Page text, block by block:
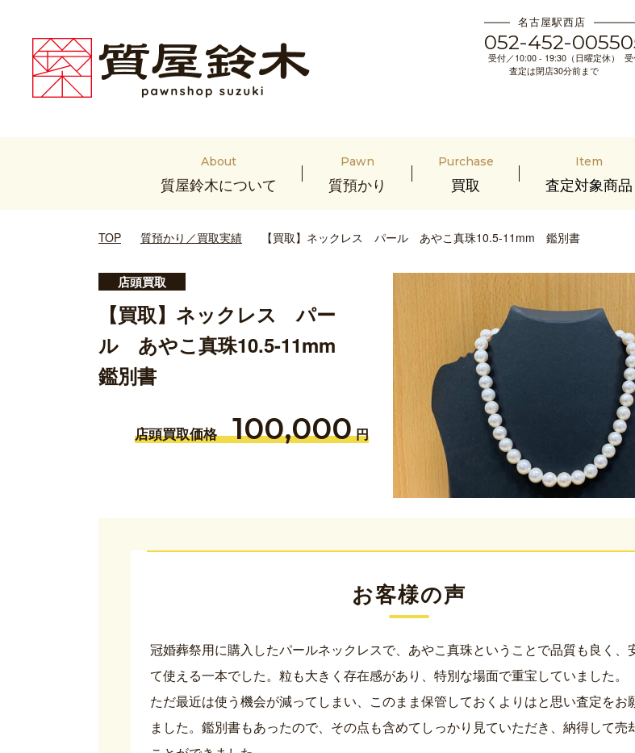
名古屋駅西店
052-452-0055
受付／10:00 - 19:30（日曜定休）
査定は閉店30分前まで
受
About
質屋鈴木について
Pawn
質預かり
Purchase
買取
Item
査定対象商品
TOP 質預かり／買取実績 【買取】ネックレス パール あやこ真珠10.5-11mm 鑑別書
店頭買取
【買取】ネックレス パー
ル あやこ真珠10.5-11mm
鑑別書
店頭買取価格 100,000 円
お客様の声
冠婚葬祭用に購入したパールネックレスで、あやこ真珠ということで品質も良く、
て使える一本でした。粒も大きく存在感があり、特別な場面で重宝していました。
ただ最近は使う機会が減ってしまい、このまま保管しておくよりはと思い査定をお
ました。鑑別書もあったので、その点も含めてしっかり見ていただき、納得して売